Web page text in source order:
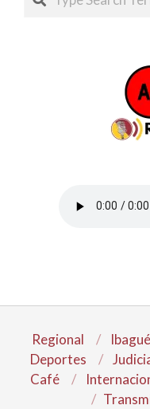
Regional Ibagué
Deportes
Café